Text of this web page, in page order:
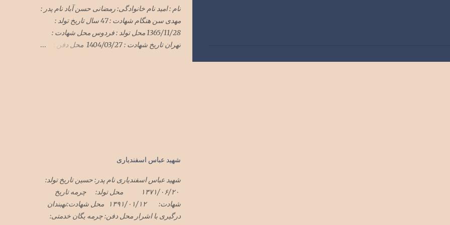
نام : امید نام خانوادگی: رمضانی حسن آباد نام پدر :
مهدی سن هنگام شهادت : 47 سال تاریخ تولد :
1365/11/28 محل تولد : فردوس محل شهادت :
تهران تاریخ شهادت : 1404/03/27 محل دفن :
شهدای فردوس به خاک سپرده شد
شهید عباس اسفندیاری
شهید عباس اسفندیاری نام پدر: حسین تاریخ تولد:
۱۳۷۱/۰۶/۲۰ محل تولد: چرمه تاریخ
شهادت: ۱۳۹۱/۰۱/۱۲ محل شهادت:نهبندان
درگیری با اشرار محل دفن: چرمه یگان خدمتی: